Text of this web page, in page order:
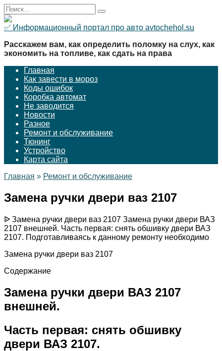
Перейти
к
содержанию
Search
for:
✅ Информационный портал про авто avtochehol.su
Расскажем вам, как определить поломку на слух, как
экономить на топливе, как сдать на права
Главная
Как завести в мороз
Коды ошибок
Коробка автомат
Не заводится
Новости
Разное
Ремонт и обслуживание
Тюнинг
Устройство
Карта сайта
Главная » Ремонт и обслуживание
Замена ручки двери ваз 2107
ᐉ Замена ручки двери ваз 2107 Замена ручки двери ВАЗ
2107 внешней. Часть первая: снять обшивку двери ВАЗ
2107. Подготавливаясь к данному ремонту необходимо
Замена ручки двери ваз 2107
Содержание
Замена ручки двери ВАЗ 2107
внешней.
Часть первая: снять обшивку
двери ВАЗ 2107.